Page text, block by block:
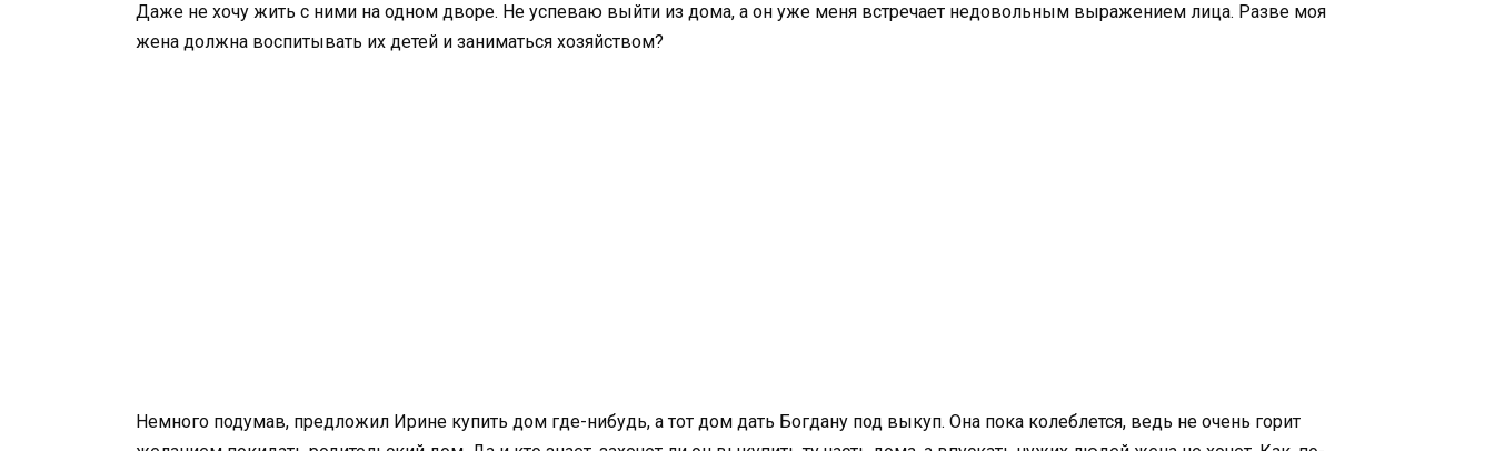
Даже не хочу жить с ними на одном дворе. Не успеваю выйти из дома, а он уже меня встречает недовольным выражением лица. Разве моя
жена должна воспитывать их детей и заниматься хозяйством?
Немного подумав, предложил Ирине купить дом где-нибудь, а тот дом дать Богдану под выкуп. Она пока колеблется, ведь не очень горит